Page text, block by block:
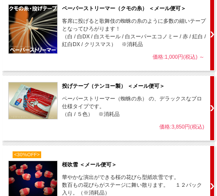
隠し持ったパックを手の中でほぐしながらセンス等で扇ぐと、ステージいっぱいに
紙吹雪が舞い散り、素晴らしい演出となります。
また、ミリオンフラワーや楠玉に数枚ずつ挿んでおけば、出現ごとにハラハラと紙
ペーパーストリーマー（クモの糸） ＜メール便可＞
客席に投げると歌舞伎の蜘蛛の糸のように多数の細いテープ
となってひろがります！
（白 / 白DX / 白スモール / 白スーパーエコノミー / 赤 / 紅白 /
紅白DX / クリスマス） ※消耗品
価格:1,000円(税込) ～
投げテープ（テンヨー製） ＜メール便可＞
ペーパーストリーマー（蜘蛛の糸） の、デラックスなプロ
仕様タイプです。
（白 / ５色） ※消耗品
価格:3,850円(税込)
<30%OFF>
桜吹雪 ＜メール便可＞
華やかな演出ができる桜の花びら型紙吹雪です。
数百もの花びらがステージに舞い散ります。 １２パック
入り。（※消耗品）